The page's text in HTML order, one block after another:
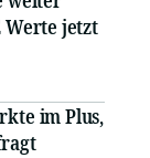
Werte jetzt
im Plus,